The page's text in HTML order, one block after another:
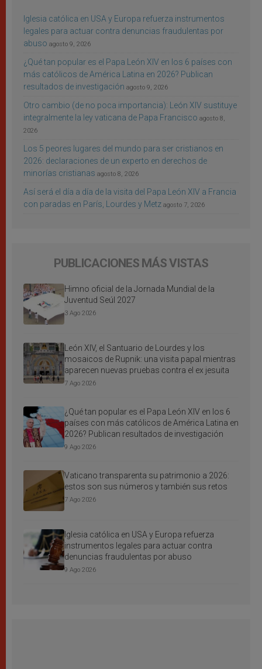
Iglesia católica en USA y Europa refuerza instrumentos
legales para actuar contra denuncias fraudulentas por
abuso agosto 9, 2026
¿Qué tan popular es el Papa León XIV en los 6 países con
más católicos de América Latina en 2026? Publican
resultados de investigación agosto 9, 2026
Otro cambio (de no poca importancia): León XIV sustituye
integralmente la ley vaticana de Papa Francisco agosto 8,
2026
Los 5 peores lugares del mundo para ser cristianos en
2026: declaraciones de un experto en derechos de
minorías cristianas agosto 8, 2026
Así será el día a día de la visita del Papa León XIV a Francia
con paradas en París, Lourdes y Metz agosto 7, 2026
PUBLICACIONES MÁS VISTAS
Himno oficial de la Jornada Mundial de la
Juventud Seúl 2027
3 Ago 2026
León XIV, el Santuario de Lourdes y los
mosaicos de Rupnik: una visita papal mientras
aparecen nuevas pruebas contra el ex jesuita
7 Ago 2026
¿Qué tan popular es el Papa León XIV en los 6
países con más católicos de América Latina en
2026? Publican resultados de investigación
9 Ago 2026
Vaticano transparenta su patrimonio a 2026:
estos son sus números y también sus retos
7 Ago 2026
Iglesia católica en USA y Europa refuerza
instrumentos legales para actuar contra
denuncias fraudulentas por abuso
9 Ago 2026